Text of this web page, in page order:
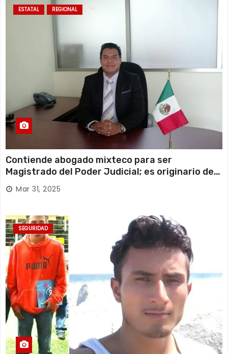
ESTATAL REGIONAL
Contiende abogado mixteco para ser
Magistrado del Poder Judicial; es originario de
Huajuapan de León
Mar 31, 2025
SEGURIDAD